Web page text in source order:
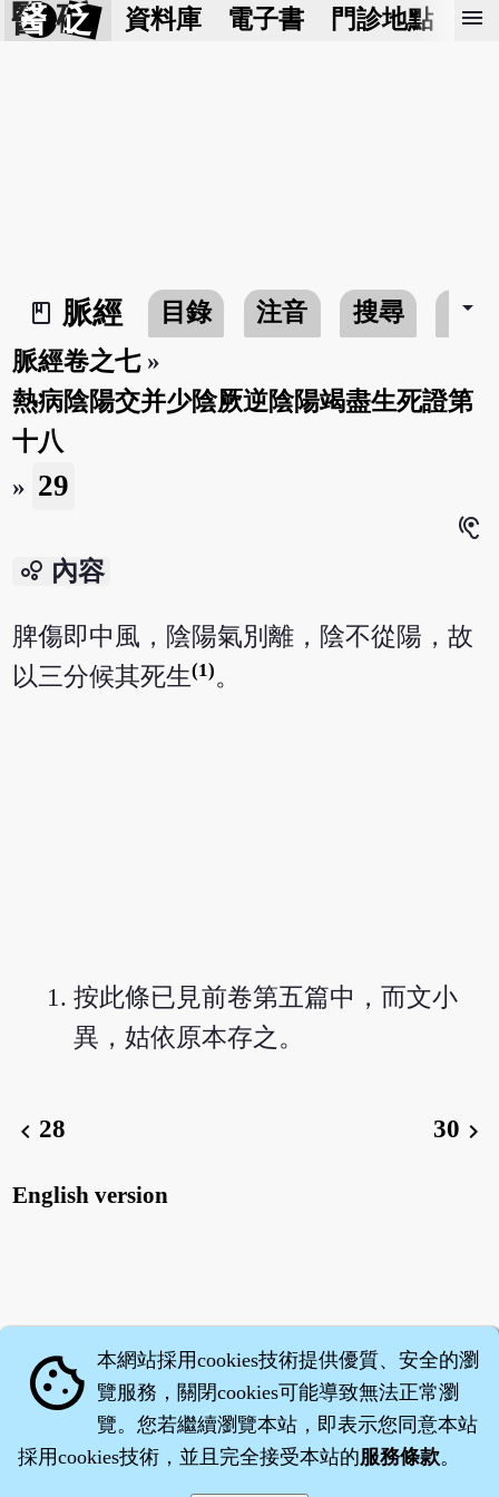
醫 砭 資料庫 電子書 門診地點 預
menu
book_2
脈經 目錄 注音 搜尋 書介
arrow_drop_down
脈經卷之七»
熱病陰陽交并少陰厥逆陰陽竭盡生死證第
十八
» 29
hearing
bubble_chart 內容
脾傷即中風，陰陽氣別離，陰不從陽，故
以三分候其死生(1)。
按此條已見前卷第五篇中，而文小
異，姑依原本存之。
chevron_left 28 30 chevron_right
English version
cookie 本網站採用cookies技術提供優質、安全的瀏
覽服務，關閉cookies可能導致無法正常瀏
覽。您若繼續瀏覽本站，即表示您同意本站
採用cookies技術，並且完全接受本站的服務條款。